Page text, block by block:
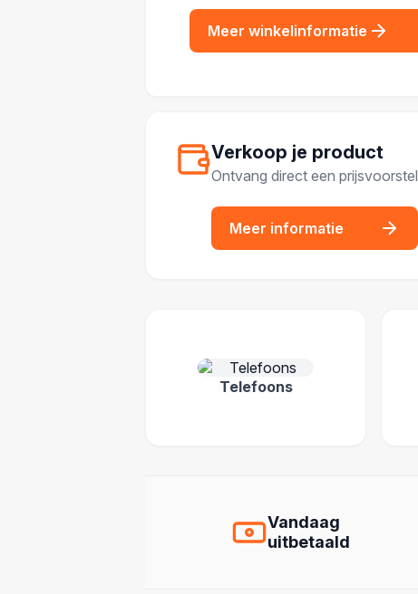
Meer winkelinformatie
Verkoop je product
Ontvang direct een prijsvoorstel
Meer informatie
Telefoons
Vandaag
uitbetaald